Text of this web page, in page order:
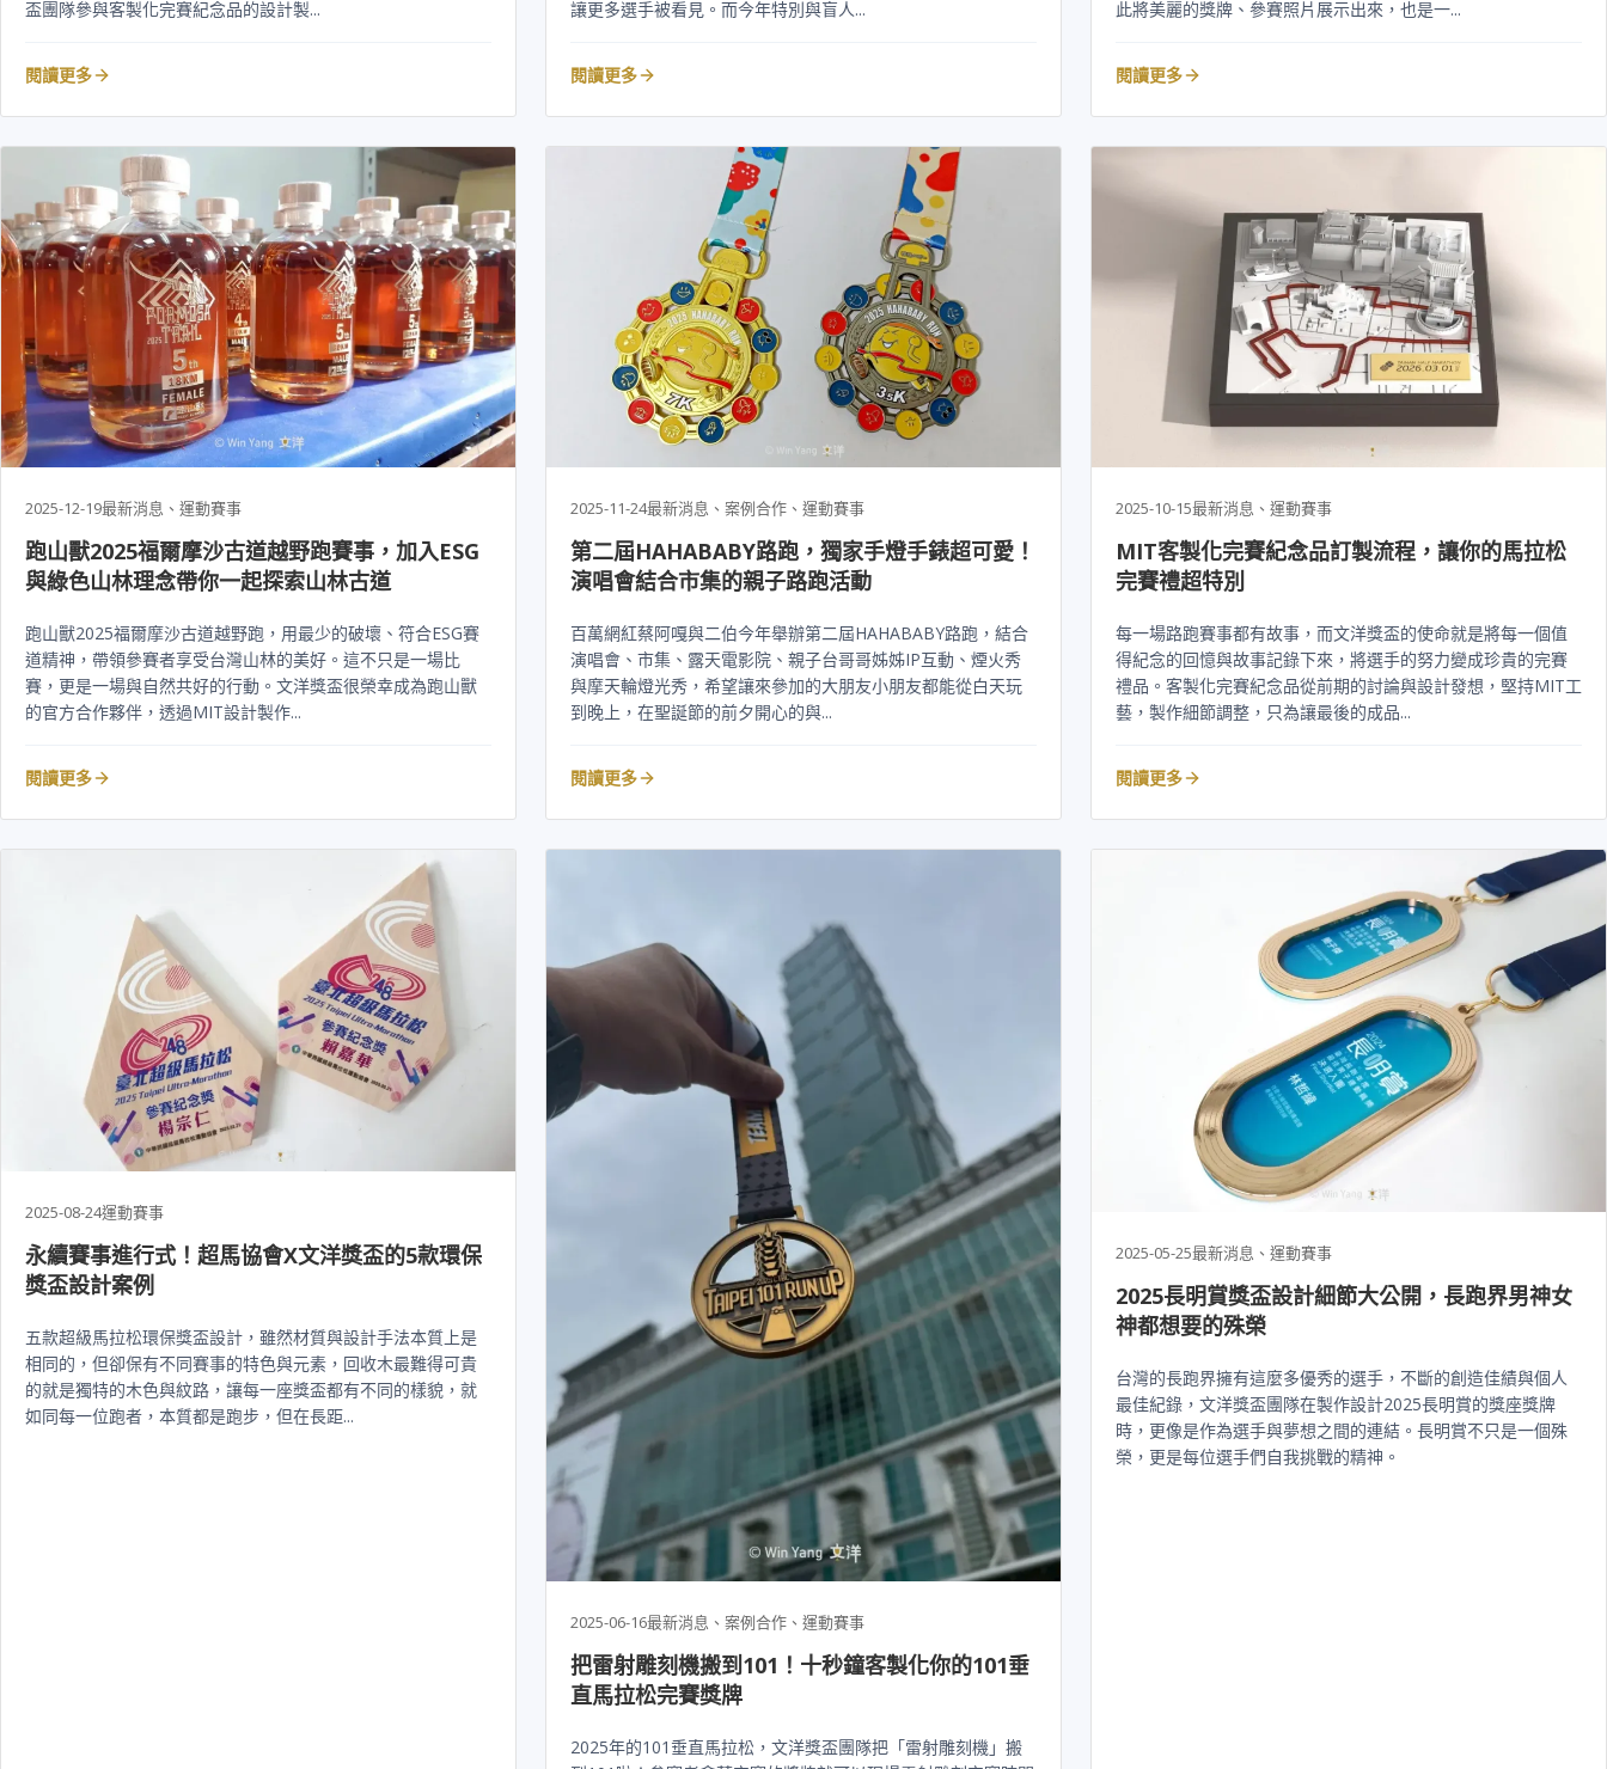
盃團隊參與客製化完賽紀念品的設計製...
閱讀更多
讓更多選手被看見。而今年特別與盲人...
閱讀更多
此將美麗的獎牌、參賽照片展示出來，也是一...
閱讀更多
2025-12-19最新消息、運動賽事
跑山獸2025福爾摩沙古道越野跑賽事，加入ESG
與綠色山林理念帶你一起探索山林古道
跑山獸2025福爾摩沙古道越野跑，用最少的破壞、符合ESG賽
道精神，帶領參賽者享受台灣山林的美好。這不只是一場比
賽，更是一場與自然共好的行動。文洋獎盃很榮幸成為跑山獸
的官方合作夥伴，透過MIT設計製作...
閱讀更多
2025-11-24最新消息、案例合作、運動賽事
第二屆HAHABABY路跑，獨家手燈手錶超可愛！
演唱會結合市集的親子路跑活動
百萬網紅蔡阿嘎與二伯今年舉辦第二屆HAHABABY路跑，結合
演唱會、市集、露天電影院、親子台哥哥姊姊IP互動、煙火秀
與摩天輪燈光秀，希望讓來參加的大朋友小朋友都能從白天玩
到晚上，在聖誕節的前夕開心的與...
閱讀更多
2025-10-15最新消息、運動賽事
MIT客製化完賽紀念品訂製流程，讓你的馬拉松
完賽禮超特別
每一場路跑賽事都有故事，而文洋獎盃的使命就是將每一個值
得紀念的回憶與故事記錄下來，將選手的努力變成珍貴的完賽
禮品。客製化完賽紀念品從前期的討論與設計發想，堅持MIT工
藝，製作細節調整，只為讓最後的成品...
閱讀更多
2025-08-24運動賽事
永續賽事進行式！超馬協會X文洋獎盃的5款環保
獎盃設計案例
五款超級馬拉松環保獎盃設計，雖然材質與設計手法本質上是
相同的，但卻保有不同賽事的特色與元素，回收木最難得可貴
的就是獨特的木色與紋路，讓每一座獎盃都有不同的樣貌，就
如同每一位跑者，本質都是跑步，但在長距...
2025-06-16最新消息、案例合作、運動賽事
把雷射雕刻機搬到101！十秒鐘客製化你的101垂
直馬拉松完賽獎牌
2025年的101垂直馬拉松，文洋獎盃團隊把「雷射雕刻機」搬
2025-05-25最新消息、運動賽事
2025長明賞獎盃設計細節大公開，長跑界男神女
神都想要的殊榮
台灣的長跑界擁有這麼多優秀的選手，不斷的創造佳績與個人
最佳紀錄，文洋獎盃團隊在製作設計2025長明賞的獎座獎牌
時，更像是作為選手與夢想之間的連結。長明賞不只是一個殊
榮，更是每位選手們自我挑戰的精神。